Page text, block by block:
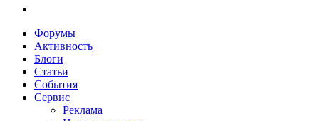
Форумы
Активность
Блоги
Статьи
События
Сервис
Реклама